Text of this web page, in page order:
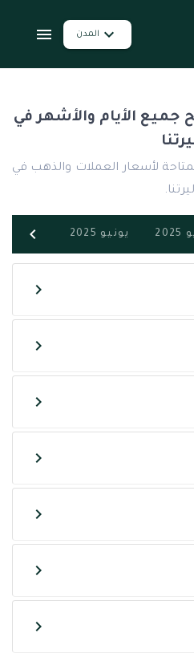
المدن
الأيام والأشهر في
لأسعار العملات والذهب في
ليرتنا.
يونيو 2025 يوليو 2025